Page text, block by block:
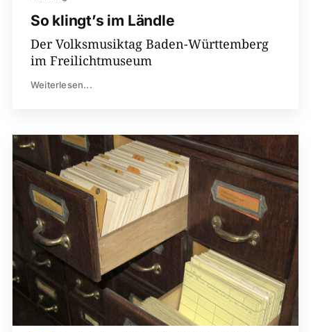
So klingt’s im Ländle
Der Volksmusiktag Baden-Württemberg
im Freilichtmuseum
Weiterlesen...